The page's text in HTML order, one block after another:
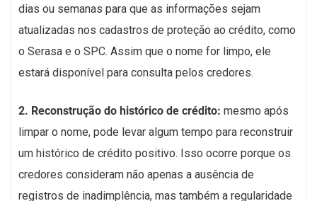
dias ou semanas para que as informações sejam
atualizadas nos cadastros de proteção ao crédito, como
o Serasa e o SPC. Assim que o nome for limpo, ele
estará disponível para consulta pelos credores.
2. Reconstrução do histórico de crédito: mesmo após
limpar o nome, pode levar algum tempo para reconstruir
um histórico de crédito positivo. Isso ocorre porque os
credores consideram não apenas a ausência de
registros de inadimplência, mas também a regularidade